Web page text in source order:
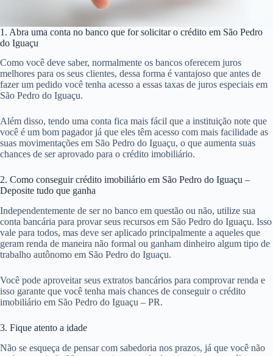
1. Abra uma conta no banco que for solicitar o crédito em São Pedro
do Iguaçu
Como você deve saber, normalmente os bancos oferecem juros
melhores para os seus clientes, dessa forma é vantajoso que antes de
fazer um pedido você tenha acesso a essas taxas de juros especiais em
São Pedro do Iguaçu.
Além disso, tendo uma conta fica mais fácil que a instituição note que
você é um bom pagador já que eles têm acesso com mais facilidade as
suas movimentações em São Pedro do Iguaçu, o que aumenta suas
chances de ser aprovado para o crédito imobiliário.
2. Como conseguir crédito imobiliário em São Pedro do Iguaçu –
Deposite tudo que ganha
Independentemente de ser no banco em questão ou não, utilize sua
conta bancária para provar seus recursos em São Pedro do Iguaçu. Isso
vale para todos, mas deve ser aplicado principalmente a aqueles que
geram renda de maneira não formal ou ganham dinheiro algum tipo de
trabalho autônomo em São Pedro do Iguaçu.
Você pode aproveitar seus extratos bancários para comprovar renda e
isso garante que você tenha mais chances de conseguir o crédito
imobiliário em São Pedro do Iguaçu – PR.
3. Fique atento a idade
Não se esqueça de pensar com sabedoria nos prazos, já que você não